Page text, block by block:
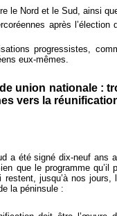
le Nord et le Sud, ainsi
après l’élection
progressistes,
eux-mêmes.
union nationale :
vers la
a été signé dix-neuf ans
que le programme qu’il
jusqu’à nos jours,
la péninsule :